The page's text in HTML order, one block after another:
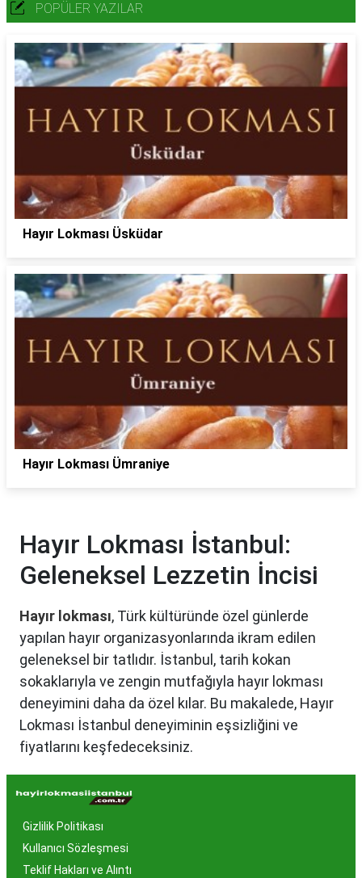
POPÜLER YAZILAR
Hayır Lokması Üsküdar
Hayır Lokması Ümraniye
Hayır Lokması İstanbul:
Geleneksel Lezzetin İncisi
Hayır lokması, Türk kültüründe özel günlerde
yapılan hayır organizasyonlarında ikram edilen
geleneksel bir tatlıdır. İstanbul, tarih kokan
sokaklarıyla ve zengin mutfağıyla hayır lokması
deneyimini daha da özel kılar. Bu makalede, Hayır
Lokması İstanbul deneyiminin eşsizliğini ve
fiyatlarını keşfedeceksiniz.
Hayır Lokması İstanbul'da
Neden Popüler?
İstanbul, tarih ve kültür mirasıyla öne çıkan bir
şehir olmasıyla birlikte, geleneksel lezzetlerle de
Gizlilik Politikası
Kullanıcı Sözleşmesi
Teklif Hakları ve Alıntı